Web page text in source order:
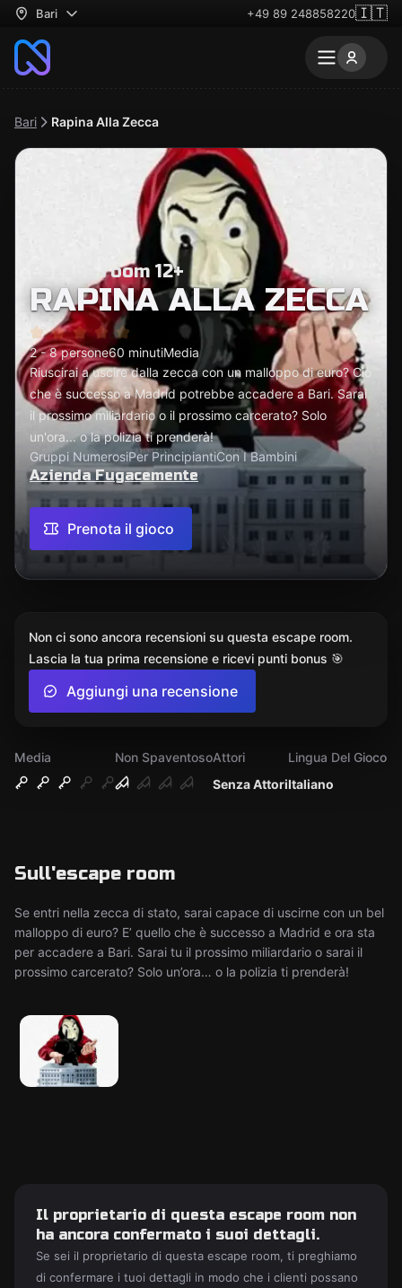
Bari +49 89 248858220🇮🇹
Bari Rapina Alla Zecca
Escape room 12+
RAPINA ALLA ZECCA
2 - 8 persone60 minutiMedia
Riuscirai a uscire dalla zecca con un malloppo di euro? Ciò
che è successo a Madrid potrebbe accadere a Bari. Sarai
il prossimo miliardario o il prossimo carcerato? Solo
un'ora... o la polizia ti prenderà!
Gruppi NumerosiPer PrincipiantiCon I Bambini
Azienda Fugacemente
Prenota il gioco
Media
Non Spaventoso
Senza Attori
Attori
Italiano
Lingua Del Gioco
Sull'escape room
Se entri nella zecca di stato, sarai capace di uscirne con un bel
malloppo di euro? E’ quello che è successo a Madrid e ora sta
per accadere a Bari. Sarai tu il prossimo miliardario o sarai il
prossimo carcerato? Solo un’ora… o la polizia ti prenderà!
Non ci sono ancora recensioni su questa escape room.
Lascia la tua prima recensione e ricevi punti bonus 🎯
Aggiungi una recensione
Il proprietario di questa escape room non
ha ancora confermato i suoi dettagli.
Se sei il proprietario di questa escape room, ti preghiamo
di confermare i tuoi dettagli in modo che i clienti possano